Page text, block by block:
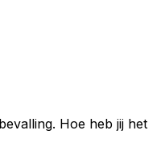
Hoe heb jij het